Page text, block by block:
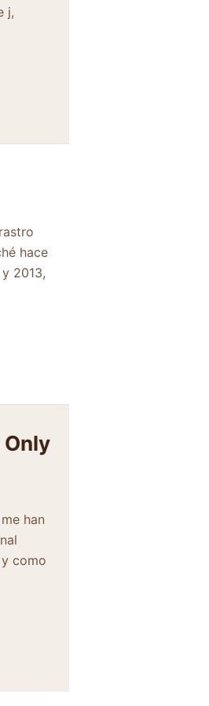
j,
hace
2013,
Only
han
como